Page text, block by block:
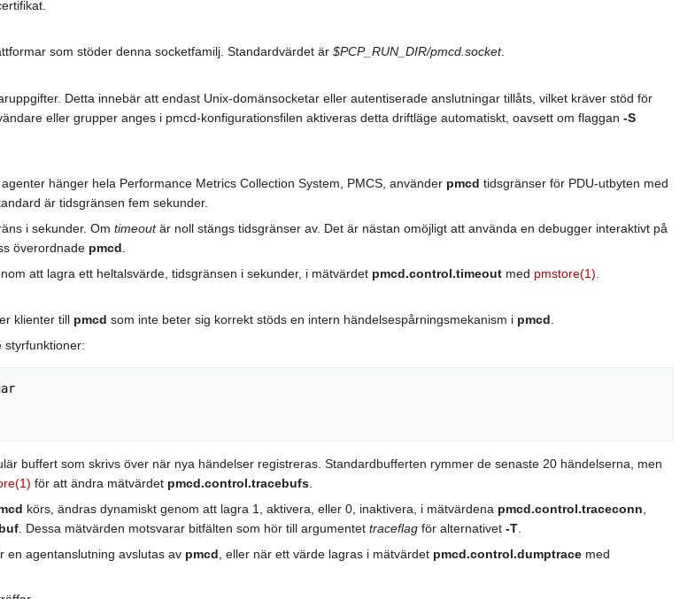
som stöder denna socketfamilj. Standardvärdet är$PCP_RUN_DIR/pmcd.socket.
Detta innebär att endast Unix-domänsocketar eller autentiserade anslutningar tillåts, vilket kräver stöd för
eller grupper anges i pmcd-konfigurationsfilen aktiveras detta driftläge automatiskt, oavsett om flaggan-S
hänger hela Performance Metrics Collection System, PMCS, använder pmcd tidsgränser för PDU-utbyten med
är tidsgränsen fem sekunder.
i sekunder. Omtimeoutär noll stängs tidsgränser av. Det är nästan omöjligt att använda en debugger interaktivt på
överordnade pmcd
att lagra ett heltalsvärde, tidsgränsen i sekunder, i mätvärdet pmcd.control.timeout med pmstore(1)
klienter till pmcd som inte beter sig korrekt stöds en intern händelsespårningsmekanism i pmcd.
styrfunktioner:
buffert som skrivs över när nya händelser registreras. Standardbufferten rymmer de senaste 20 händelserna, men
för att ändra mätvärdet pmcd.control.tracebufs.
körs, ändras dynamiskt genom att lagra 1, aktivera, eller 0, inaktivera, i mätvärdena pmcd.control.traceconn,
. Dessa mätvärden motsvarar bitfälten som hör till argumentettraceflag för alternativet-T.
en agentanslutning avslutas av pmcd, eller när ett värde lagras i mätvärdet pmcd.control.dumptrace med